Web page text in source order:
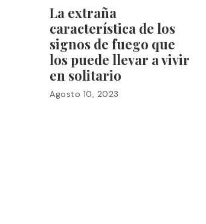
La extraña
característica de los
signos de fuego que
los puede llevar a vivir
en solitario
Agosto 10, 2023